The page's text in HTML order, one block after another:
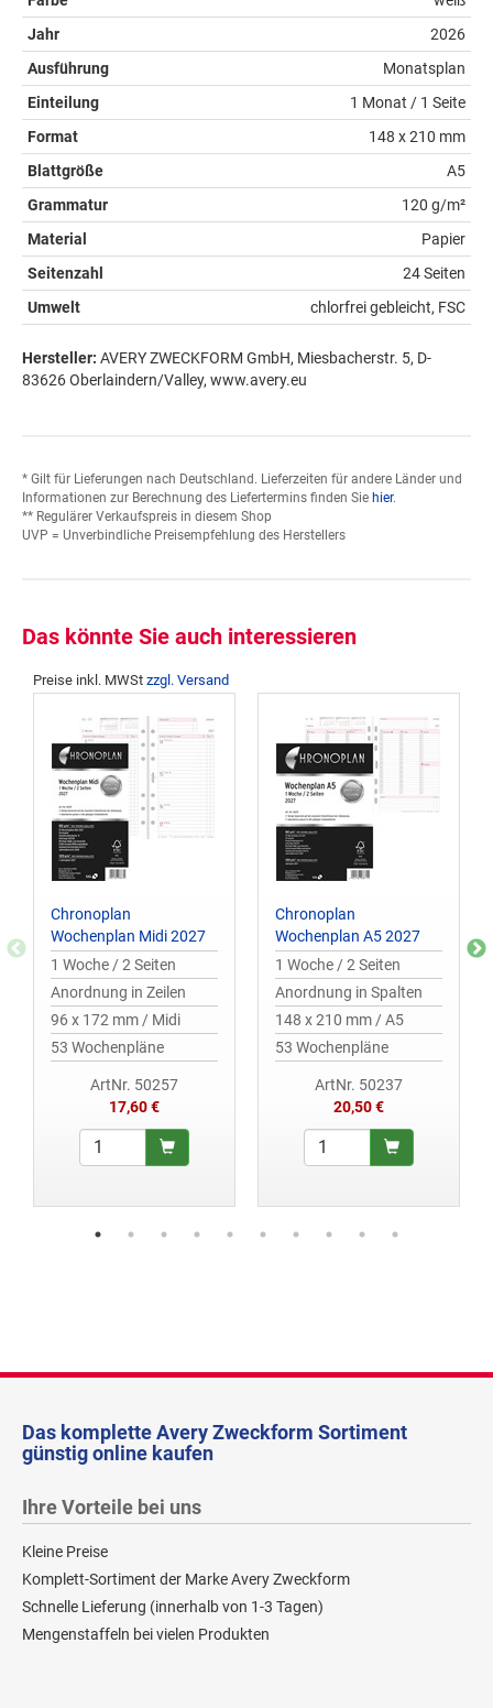
Jahr
2026
Ausführung
Monatsplan
Einteilung
1 Monat / 1 Seite
Format
148 x 210 mm
Blattgröße
A5
Grammatur
120 g/m²
Material
Papier
Seitenzahl
24 Seiten
Umwelt
chlorfrei gebleicht, FSC
Hersteller: AVERY ZWECKFORM GmbH, Miesbacherstr. 5, D-
83626 Oberlaindern/Valley, www.avery.eu
* Gilt für Lieferungen nach Deutschland. Lieferzeiten für andere Länder und
Informationen zur Berechnung des Liefertermins finden Sie hier.
** Regulärer Verkaufspreis in diesem Shop
UVP = Unverbindliche Preisempfehlung des Herstellers
Das könnte Sie auch interessieren
Preise inkl. MWSt zzgl. Versand
Chronoplan
Wochenplan Midi 2027
1 Woche / 2 Seiten
Anordnung in Zeilen
96 x 172 mm / Midi
53 Wochenpläne
ArtNr. 50257
17,60 €
Chronoplan
Wochenplan A5 2027
1 Woche / 2 Seiten
Anordnung in Spalten
148 x 210 mm / A5
53 Wochenpläne
ArtNr. 50237
20,50 €
Das komplette Avery Zweckform Sortiment
günstig online kaufen
Ihre Vorteile bei uns
Kleine Preise
Komplett-Sortiment der Marke Avery Zweckform
Schnelle Lieferung (innerhalb von 1-3 Tagen)
Mengenstaffeln bei vielen Produkten